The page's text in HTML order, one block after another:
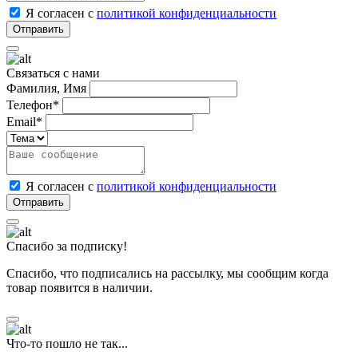
Я согласен с политикой конфиденциальности
Связаться с нами
Фамилия, Имя
Телефон*
Email*
Я согласен с политикой конфиденциальности
Спасибо за подписку!
Спасибо, что подписались на рассылку, мы сообщим когда
товар появится в наличии.
Что-то пошло не так...